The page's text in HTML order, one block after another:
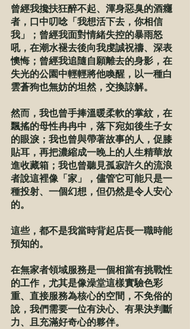
曾經我攙扶狂醉不起、渾身惡臭的酒癮
者，口中叨唸「我想活下去，你相信
我」；曾經我面對情緒失控的暴雨怒
吼，在潮水褪去後向我虔誠祝禱、深表
懊悔；曾經我追隨自願離去的身影，在
失光的公園中輕輕將他喚醒，以一種白
雲蒼狗也無妨的坦然，交換諒解。
然而，我也曾手捧溫暖柔軟的掌紋，在
飄搖的母性冉冉中，落下宛如後生子女
的眼淚；我也曾與帶著故事的人，促膝
貼耳，再把濃縮成一晚上的人生精華放
進收藏箱；我也曾聽見孤寂許久的流浪
者說這裡像「家」，儘管它可能只是一
種投射、一個幻想，但仍然是令人安心
的。
這些，都不是我當時背起店長一職時能
預知的。
在無家者領域服務是一個相當有挑戰性
的工作，尤其是像澡堂這樣實驗色彩
重、直接服務為核心的空間，不免俗的
說，我們需要一位有決心、有果決判斷
力、且充滿好奇心的夥伴。